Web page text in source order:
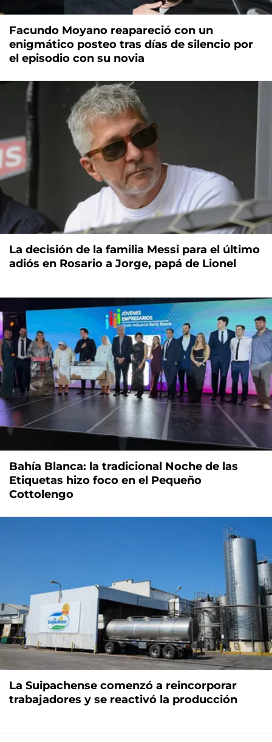
Facundo Moyano reapareció con un
enigmático posteo tras días de silencio por
el episodio con su novia
La decisión de la familia Messi para el último
adiós en Rosario a Jorge, papá de Lionel
Bahía Blanca: la tradicional Noche de las
Etiquetas hizo foco en el Pequeño
Cottolengo
La Suipachense comenzó a reincorporar
trabajadores y se reactivó la producción